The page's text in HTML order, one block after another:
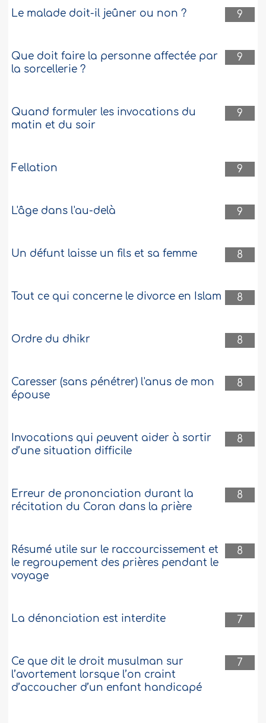
9
Le malade doit-il jeûner ou non ?
9
Que doit faire la personne affectée par
la sorcellerie ?
9
Quand formuler les invocations du
matin et du soir
9
Fellation
9
L'âge dans l'au-delà
8
Un défunt laisse un fils et sa femme
8
Tout ce qui concerne le divorce en Islam
8
Ordre du dhikr
8
Caresser (sans pénétrer) l'anus de mon
épouse
8
Invocations qui peuvent aider à sortir
d’une situation difficile
8
Erreur de prononciation durant la
récitation du Coran dans la prière
8
Résumé utile sur le raccourcissement et
le regroupement des prières pendant le
voyage
7
La dénonciation est interdite
7
Ce que dit le droit musulman sur
l’avortement lorsque l’on craint
d’accoucher d’un enfant handicapé